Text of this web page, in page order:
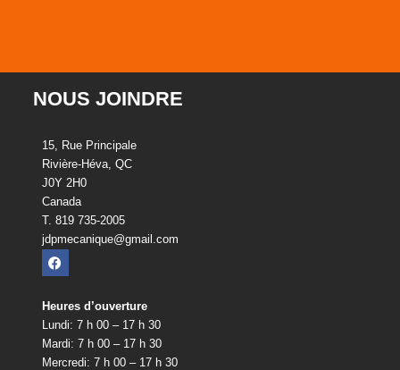
NOUS JOINDRE
15, Rue Principale
Rivière-Héva, QC
J0Y 2H0
Canada
T. 819 735-2005
jdpmecanique@gmail.com
Heures d’ouverture
Lundi: 7 h 00 – 17 h 30
Mardi: 7 h 00 – 17 h 30
Mercredi: 7 h 00 – 17 h 30